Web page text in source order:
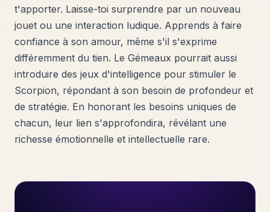
t'apporter. Laisse-toi surprendre par un nouveau
jouet ou une interaction ludique. Apprends à faire
confiance à son amour, même s'il s'exprime
différemment du tien. Le Gémeaux pourrait aussi
introduire des jeux d'intelligence pour stimuler le
Scorpion, répondant à son besoin de profondeur et
de stratégie. En honorant les besoins uniques de
chacun, leur lien s'approfondira, révélant une
richesse émotionnelle et intellectuelle rare.